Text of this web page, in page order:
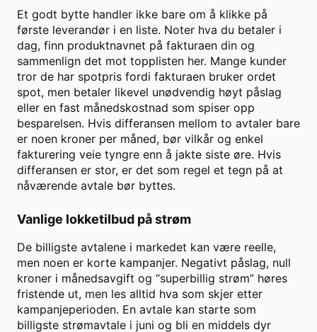
Et godt bytte handler ikke bare om å klikke på
første leverandør i en liste. Noter hva du betaler i
dag, finn produktnavnet på fakturaen din og
sammenlign det mot topplisten her. Mange kunder
tror de har spotpris fordi fakturaen bruker ordet
spot, men betaler likevel unødvendig høyt påslag
eller en fast månedskostnad som spiser opp
besparelsen. Hvis differansen mellom to avtaler bare
er noen kroner per måned, bør vilkår og enkel
fakturering veie tyngre enn å jakte siste øre. Hvis
differansen er stor, er det som regel et tegn på at
nåværende avtale bør byttes.
Vanlige lokketilbud på strøm
De billigste avtalene i markedet kan være reelle,
men noen er korte kampanjer. Negativt påslag, null
kroner i månedsavgift og “superbillig strøm” høres
fristende ut, men les alltid hva som skjer etter
kampanjeperioden. En avtale kan starte som
billigste strømavtale i juni og bli en middels dyr